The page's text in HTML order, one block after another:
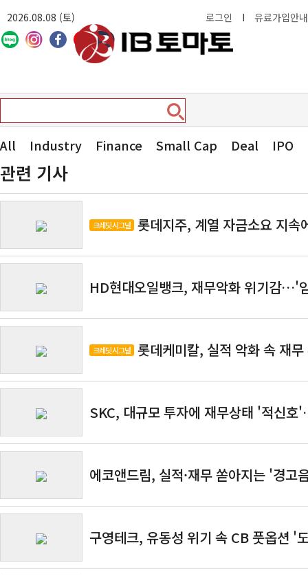
2026.08.08 (토) 로그인 I 유료가입안내
All Industry Finance Small Cap Deal IPO
관련 기사
크레딧 시그널 롯데지주, 계열 자금소요 지
HD현대오일뱅크, 재무악화 위기감…'
크레딧 시그널 롯데케미칼, 실적 악화 속 재
SKC, 대규모 투자에 재무상태 '적신
에코앤드림, 실적·재무 쏟아지는 '경
구영테크, 유동성 위기 속 CB 풋옵션 '